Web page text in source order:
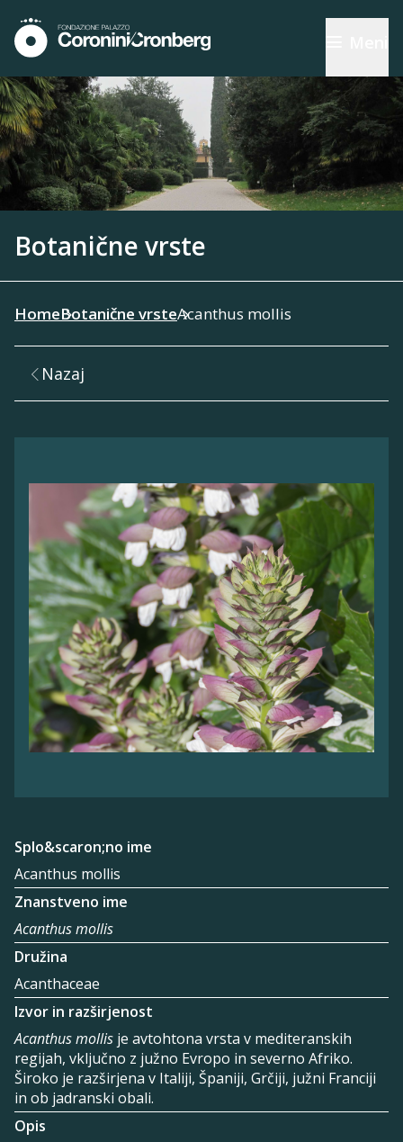
Botanične vrste
HomeBotanične vrsteAcanthus mollis
Nazaj
Splo&scaron;no ime
Acanthus mollis
Znanstveno ime
Acanthus mollis
Družina
Acanthaceae
Izvor in razširjenost
Acanthus mollis je avtohtona vrsta v mediteranskih
regijah, vključno z južno Evropo in severno Afriko.
Široko je razširjena v Italiji, Španiji, Grčiji, južni Franciji
in ob jadranski obali.
Opis